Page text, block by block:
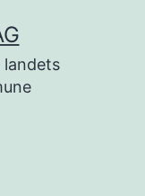
landets